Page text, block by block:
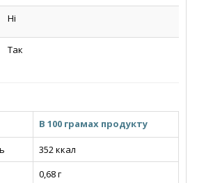
Ні
Так
В 100 грамах продукту
352 ккал
0,68 г